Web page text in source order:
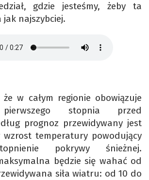
gdzie jesteśmy, żeby ta
jak najszybciej.
że w całym regionie obowiązuje
pierwszego stopnia przed
prognoz przewidywany jest
wzrost temperatury powodujący
pokrywy śnieżnej.
będzie się wahać od
siła wiatru: od 10 do